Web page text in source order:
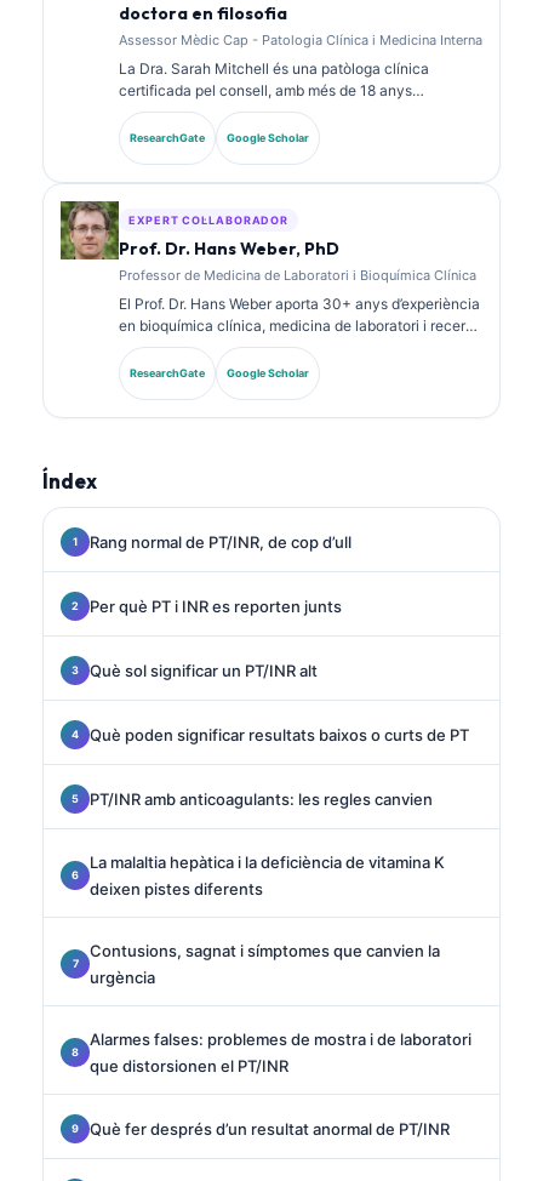
doctora en filosofia
Assessor Mèdic Cap - Patologia Clínica i Medicina Interna
La Dra. Sarah Mitchell és una patòloga clínica
certificada pel consell, amb més de 18 anys
d’experiència en medicina de laboratori i anàlisi
diagnòstica. Té certificacions d’especialitat en
química clínica i ha publicat extensament sobre
ResearchGate Google Scholar
EXPERT COL·LABORADOR
Prof. Dr. Hans Weber, PhD
Professor de Medicina de Laboratori i Bioquímica Clínica
El Prof. Dr. Hans Weber aporta 30+ anys d’experiència
en bioquímica clínica, medicina de laboratori i recerca
de biomarcadors. Ex president de la Societat
Alemanya de Química Clínica, s’especialitza en
anàlisi de panells diagnòstics, estandardització de
ResearchGate Google Scholar
Índex
Rang normal de PT/INR, de cop d’ull
Per què PT i INR es reporten junts
Què sol significar un PT/INR alt
Què poden significar resultats baixos o curts de PT
PT/INR amb anticoagulants: les regles canvien
La malaltia hepàtica i la deficiència de vitamina K
deixen pistes diferents
Contusions, sagnat i símptomes que canvien la
urgència
Alarmes falses: problemes de mostra i de laboratori
que distorsionen el PT/INR
Què fer després d’un resultat anormal de PT/INR